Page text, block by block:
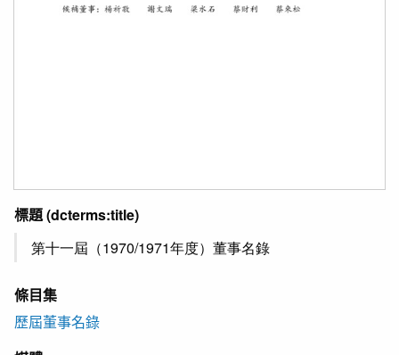
標題(dcterms:title)
第十一屆（1970/1971年度）董事名錄
條目集
歷屆董事名錄